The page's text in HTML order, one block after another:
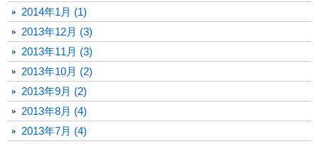
2014年1月 (1)
2013年12月 (3)
2013年11月 (3)
2013年10月 (2)
2013年9月 (2)
2013年8月 (4)
2013年7月 (4)